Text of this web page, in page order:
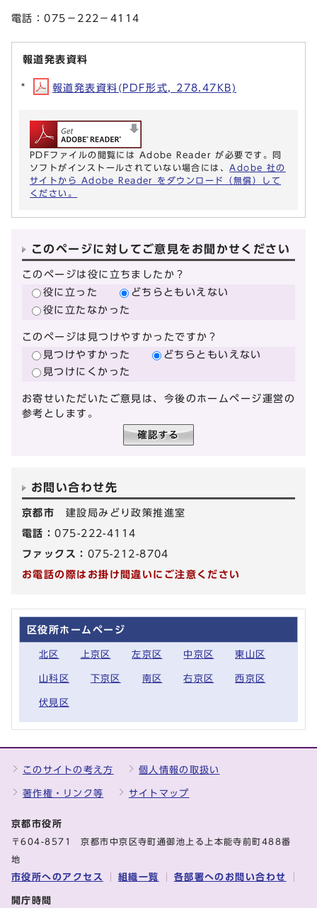
電話：075－222－4114
報道発表資料
報道発表資料(PDF形式, 278.47KB)
PDFファイルの閲覧には Adobe Reader が必要です。同
ソフトがインストールされていない場合には、 Adobe 社の
サイトから Adobe Reader をダウンロード（無償）して
ください。
このページに対してご意見をお聞かせください
このページは役に立ちましたか？
役に立った
どちらともいえない
役に立たなかった
このページは見つけやすかったですか？
見つけやすかった
どちらともいえない
見つけにくかった
お寄せいただいたご意見は、今後のホームページ運営の
参考とします。
お問い合わせ先
京都市 建設局みどり政策推進室
電話：075-222-4114
ファックス： 075-212-8704
お電話の際はお掛け間違いにご注意ください
区役所ホームページ
北区 上京区 左京区 中京区 東山区
山科区 下京区 南区 右京区 西京区
伏見区
このサイトの考え方 個人情報の取扱い
著作権・リンク等 サイトマップ
京都市役所
〒604-8571 京都市中京区寺町通御池上る上本能寺前町488番
地
市役所へのアクセス 組織一覧 各部署へのお問い合わせ
開庁時間